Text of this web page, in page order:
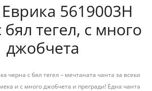
5619003Н
тегел, с много
джобчета
черна с бял тегел – мечтаната чанта за всеки
и с много джобчета и прегради! Една чанта